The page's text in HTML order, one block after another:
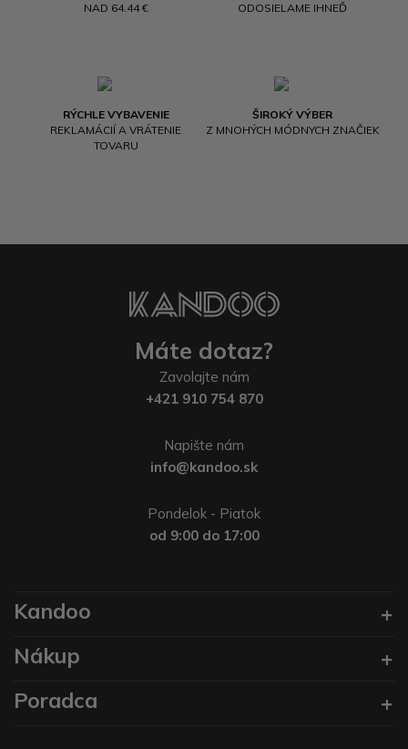
NAD 64.44 €
ODOSIELAME IHNEĎ
RÝCHLE VYBAVENIE
REKLAMÁCIÍ A VRÁTENIE
TOVARU
ŠIROKÝ VÝBER
Z MNOHÝCH MÓDNYCH ZNAČIEK
Máte dotaz?
Zavolajte nám
+421 910 754 870
Napište nám
info@kandoo.sk
Pondelok - Piatok
od 9:00 do 17:00
Kandoo
Nákup
Poradca